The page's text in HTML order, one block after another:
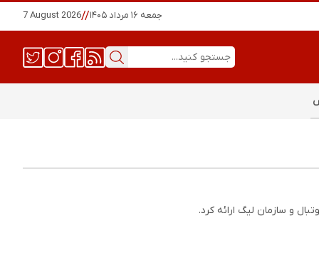
جمعه ۱۶ مرداد ۱۴۰۵ //
7 August 2026
و سازمان لیگ ارائه کرد.